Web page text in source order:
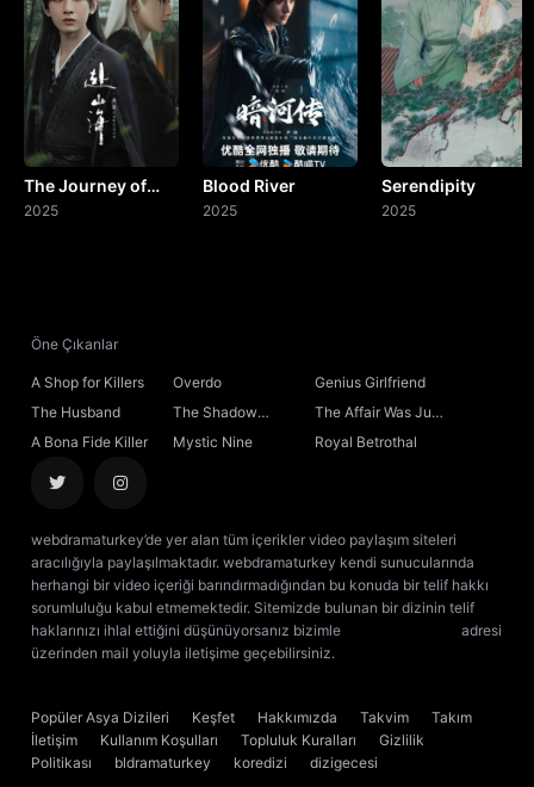
17. Bölüm
18. Bölüm
19. Bölüm
20. Bölüm
23. Bölüm
24. Bölüm
26. Bölüm
27. Bölüm
29. Bölüm
The Journey of
Legend
2025
Blood River
2025
Serendipity
2025
Öne Çıkanlar
A Shop for Killers Overdo
Genius Girlfriend
The Husband
The Shadow
Sovereign
The Affair Was Just
the Beginning
A Bona Fide Killer Mystic Nine Royal Betrothal
webdramaturkey’de yer alan tüm içerikler video paylaşım siteleri
aracılığıyla paylaşılmaktadır. webdramaturkey kendi sunucularında
herhangi bir video içeriği barındırmadığından bu konuda bir telif hakkı
sorumluluğu kabul etmemektedir. Sitemizde bulunan bir dizinin telif
haklarınızı ihlal ettiğini düşünüyorsanız bizimle
adresi
üzerinden mail yoluyla iletişime geçebilirsiniz.
Popüler Asya Dizileri Keşfet Hakkımızda Takvim
Takım
İletişim
Kullanım Koşulları Topluluk Kuralları
Gizlilik
Politikası
bldramaturkey koredizi
dizigecesi